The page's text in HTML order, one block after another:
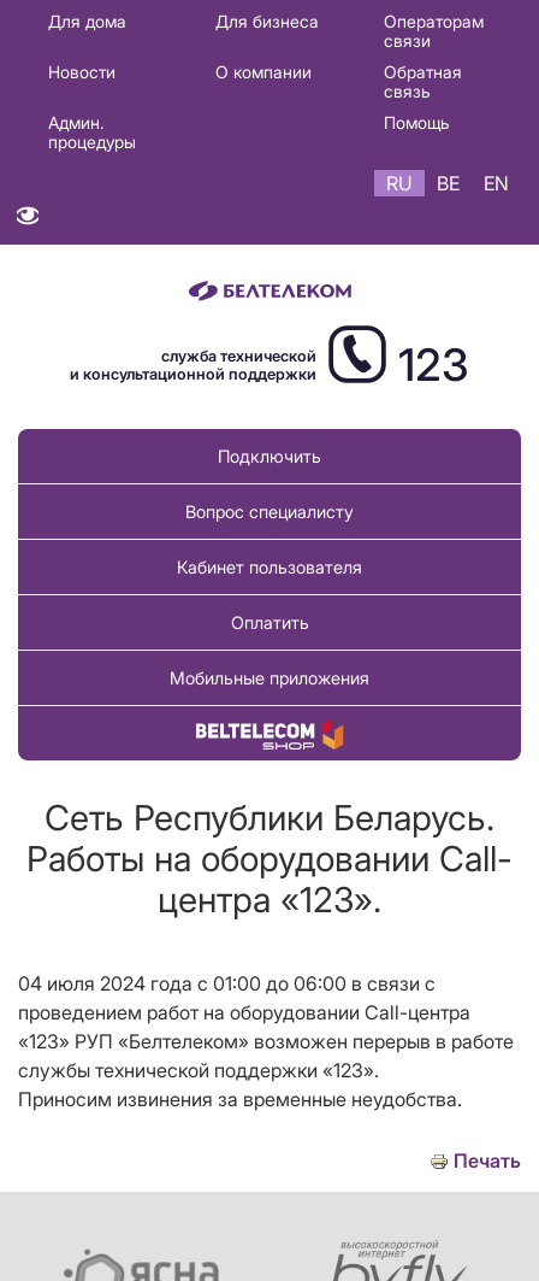
Основная
навигация
Для дома Для бизнеса
Операторам
связи
Новости
О компании
Обратная
связь
Админ.
процедуры
Помощь
RU BE EN
служба технической
и консультационной поддержки
123
Подключить
Вопрос специалисту
Кабинет пользователя
Оплатить
Мобильные приложения
Купить товар
Сеть Республики Беларусь.
Работы на оборудовании Call-
центра «123».
04 июля 2024 года c 01:00 до 06:00 в связи с
проведением работ на оборудовании Call-центра
«123» РУП «Белтелеком» возможен перерыв в работе
службы технической поддержки «123».
Приносим извинения за временные неудобства.
Печать